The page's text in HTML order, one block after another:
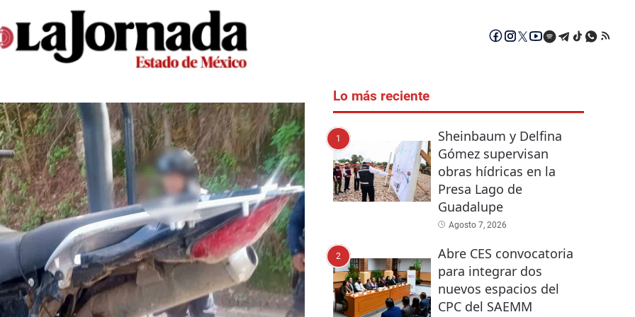
Lo más reciente
1
Sheinbaum y Delfina
Gómez supervisan
obras hídricas en la
Presa Lago de
Guadalupe
Agosto 7, 2026
2
Abre CES convocatoria
para integrar dos
nuevos espacios del
CPC del SAEMM